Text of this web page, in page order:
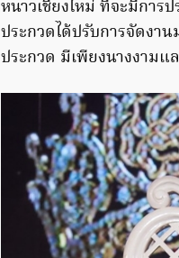
หนาวเชียงใหม่ ที่จะมีการ
ประกวดได้ปรับการจัดงา
ประกวด มีเพียงนางงามแ